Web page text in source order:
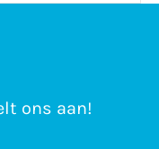
ons aan!